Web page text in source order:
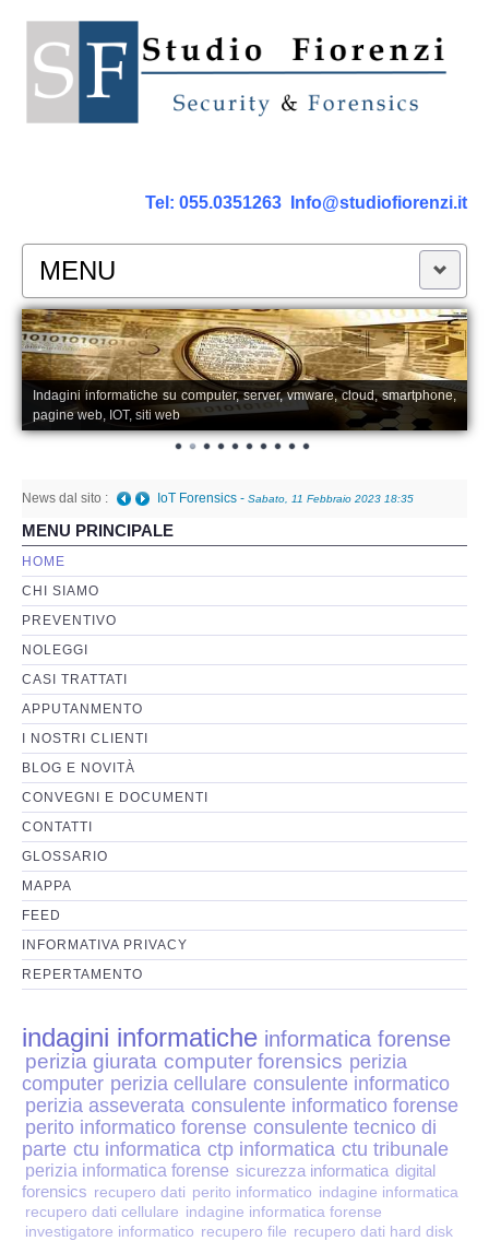
Tel: 055.0351263 Info@studiofiorenzi.it
MENU
PERIZIE
Perizia Computer
Perizia Smartphone Tablet,Cell.
Perizia Rete dati
Perizia Basi di Dati
Perizia Immagini e Video
Perzia su Software/Programmi
Perizia Fonica e Trascrizioni
Perizia su Social Network
Perizia Web Reputation
Perizia Host e Mainframe
Perizia Contratti ICT
Perizia Disp. Elettronici
Perizia Stalking
Perizia Cyber Bullismo
Incarichi CTU e CTP
Perizia Centralini PBX e VOIP
Indagini informatiche su computer, server, vmware, cloud, smartphone,
pagine web, IOT, siti web
News dal sito : IoT Forensics - Sabato, 11 Febbraio 2023 18:35
MENU PRINCIPALE
HOME
CHI SIAMO
PREVENTIVO
NOLEGGI
CASI TRATTATI
APPUTANMENTO
I NOSTRI CLIENTI
BLOG E NOVITÀ
CONVEGNI E DOCUMENTI
CONTATTI
GLOSSARIO
MAPPA
FEED
INFORMATIVA PRIVACY
REPERTAMENTO
indagini informatiche informatica forense
perizia giurata computer forensics perizia
computer perizia cellulare consulente informatico
perizia asseverata consulente informatico forense
perito informatico forense consulente tecnico di
parte ctu informatica ctp informatica ctu tribunale
perizia informatica forense sicurezza informatica digital
forensics recupero dati perito informatico indagine informatica
recupero dati cellulare indagine informatica forense
investigatore informatico recupero file recupero dati hard disk